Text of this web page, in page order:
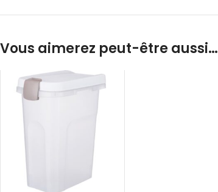
Vous aimerez peut-être aussi…